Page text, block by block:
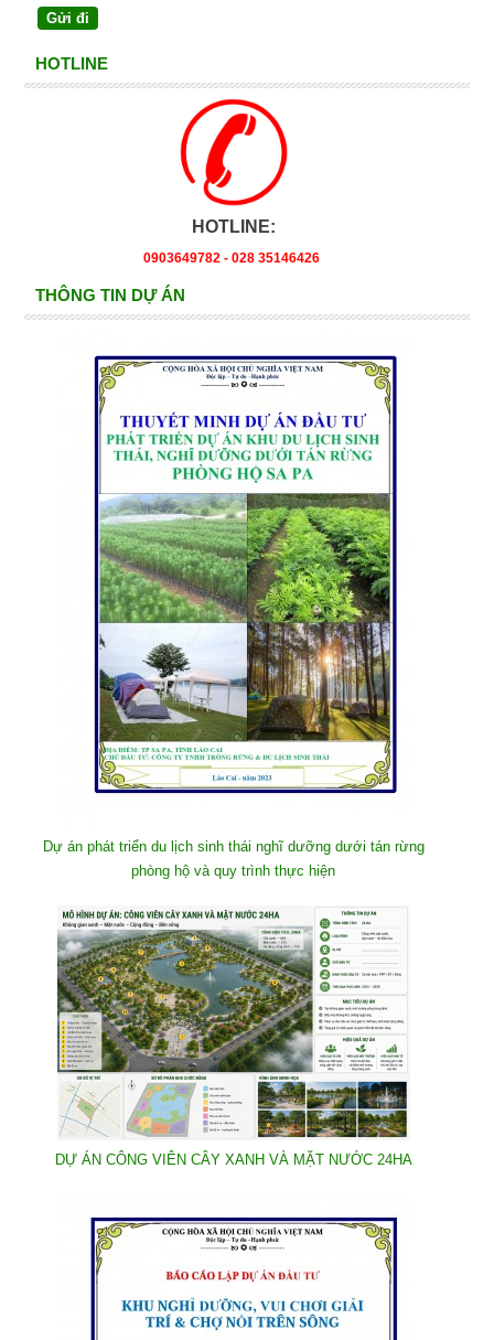
HOTLINE
HOTLINE:
0903649782 - 028 35146426
THÔNG TIN DỰ ÁN
Dự án phát triển du lịch sinh thái nghĩ dưỡng dưới tán rừng
phòng hộ và quy trình thực hiện
DỰ ÁN CÔNG VIÊN CÂY XANH VÀ MẶT NƯỚC 24HA